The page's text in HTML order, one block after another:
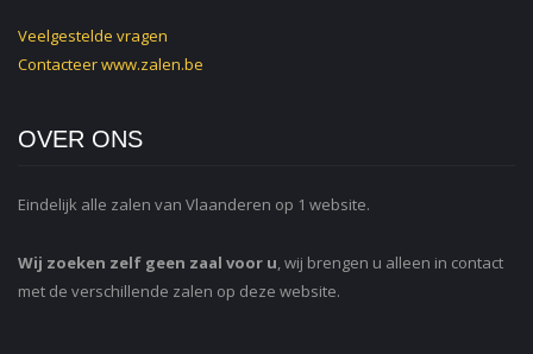
Veelgestelde vragen
Contacteerwww.zalen.be
OVER ONS
Eindelijk alle zalen van Vlaanderen op 1 website.
Wij zoeken zelf geen zaal voor u, wij brengen u alleen in contact
met de verschillende zalen op deze website.